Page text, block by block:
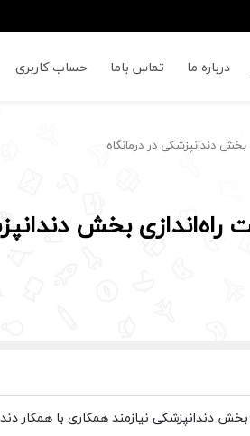
درباره ما تماس باما حساب کاربری
دندانپزشکی در درمانگاه
بخش
بخش دندانپزشکی نیازمند همکاری با همکار